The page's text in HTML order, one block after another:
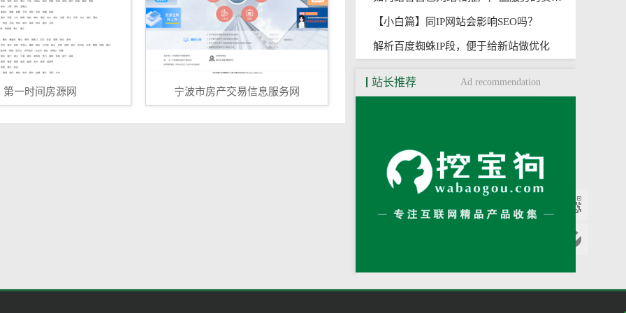
第一时间房源网 宁波市房产交易信息服务网
【小白篇】同IP网站会影响SEO吗？
解析百度蜘蛛IP段，便于给新站做优化
站长推荐 Ad recommendation